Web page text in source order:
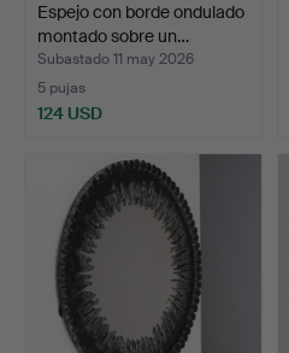
Espejo con borde ondulado
montado sobre un…
Subastado 11 may 2026
5 pujas
124 USD